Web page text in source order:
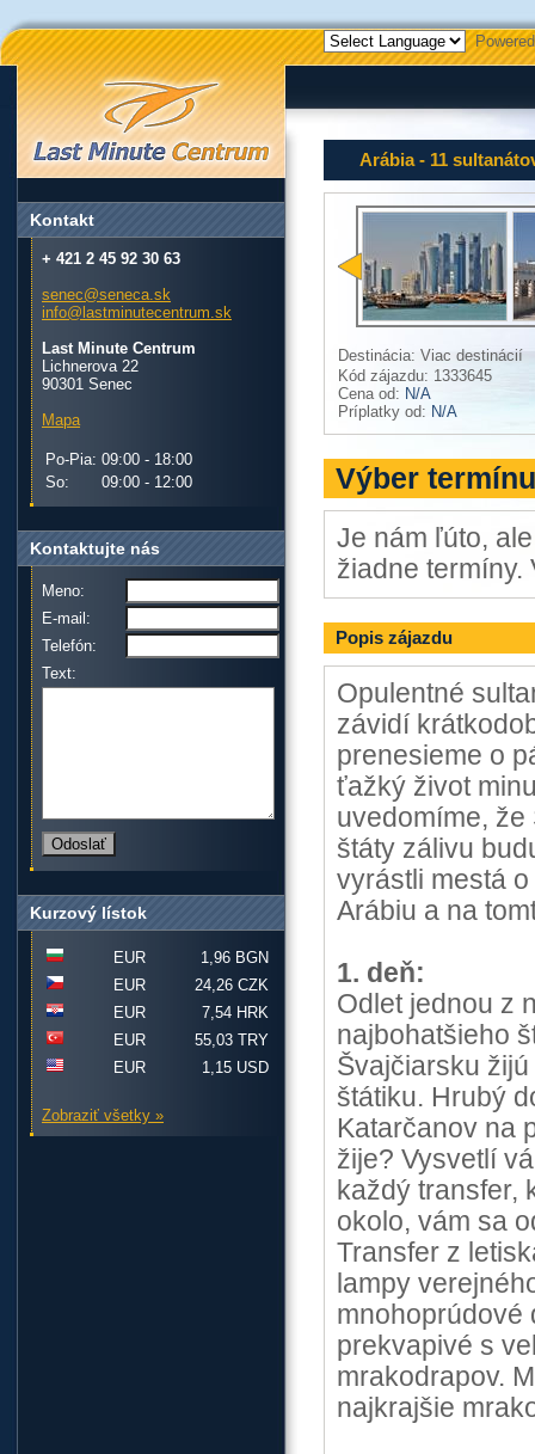
Arábia - 11
Destinácia: Viac destinácií
Kód zájazdu: 1333645
Cena od: N/A
Príplatky od: N/A
Výber termínu
Je nám ľúto,
žiadne termíny.
Popis zájazdu
Opulentné
závidí
prenesieme o
ťažký život
uvedomíme,
štáty zálivu
vyrástli mestá
Arábiu a na
1. deň:
Odlet jednou z
najbohatšieho
Švajčiarsku
štátiku. Hrubý
Katarčanov na
žije? Vysvetlí
každý transfer,
okolo, vám sa
Transfer z
lampy
mnohoprúdové
prekvapivé s
mrakodrapov.
najkrajšie
Kontakt
+ 421 2 45 92 30 63
senec@seneca.sk
info@lastminutecentrum.sk
Last Minute Centrum
Lichnerova 22
90301 Senec
Mapa
Po-Pia: 09:00 - 18:00
So:
09:00 - 12:00
Kontaktujte nás
Meno:
E-mail:
Telefón:
Text:
Kurzový lístok
EUR
1,96 BGN
EUR
24,26 CZK
EUR
7,54 HRK
EUR
55,03 TRY
EUR
1,15 USD
Zobraziť všetky »